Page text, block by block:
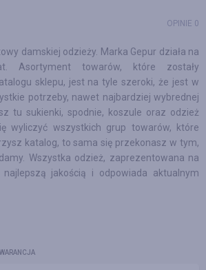
OPINIE 0
damskiej odzieży. Marka Gepur działa na
Asortyment towarów, które zostały
sklepu, jest na tyle szeroki, że jest w
potrzeby, nawet najbardziej wybrednej
tu sukienki, spodnie, koszule oraz odzież
wyliczyć wszystkich grup towarów, które
katalog, to sama się przekonasz w tym,
Wszystka odzież, zaprezentowana na
jakością i odpowiada aktualnym